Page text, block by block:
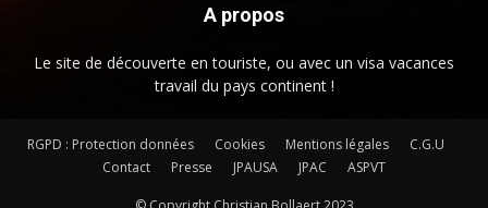
A propos
Le site de découverte en touriste, ou avec un visa vacances
travail du pays continent !
RGPD : Protection données Cookies Mentions légales
C.G.U
Contact
Presse JPAUSA JPAC ASPVT